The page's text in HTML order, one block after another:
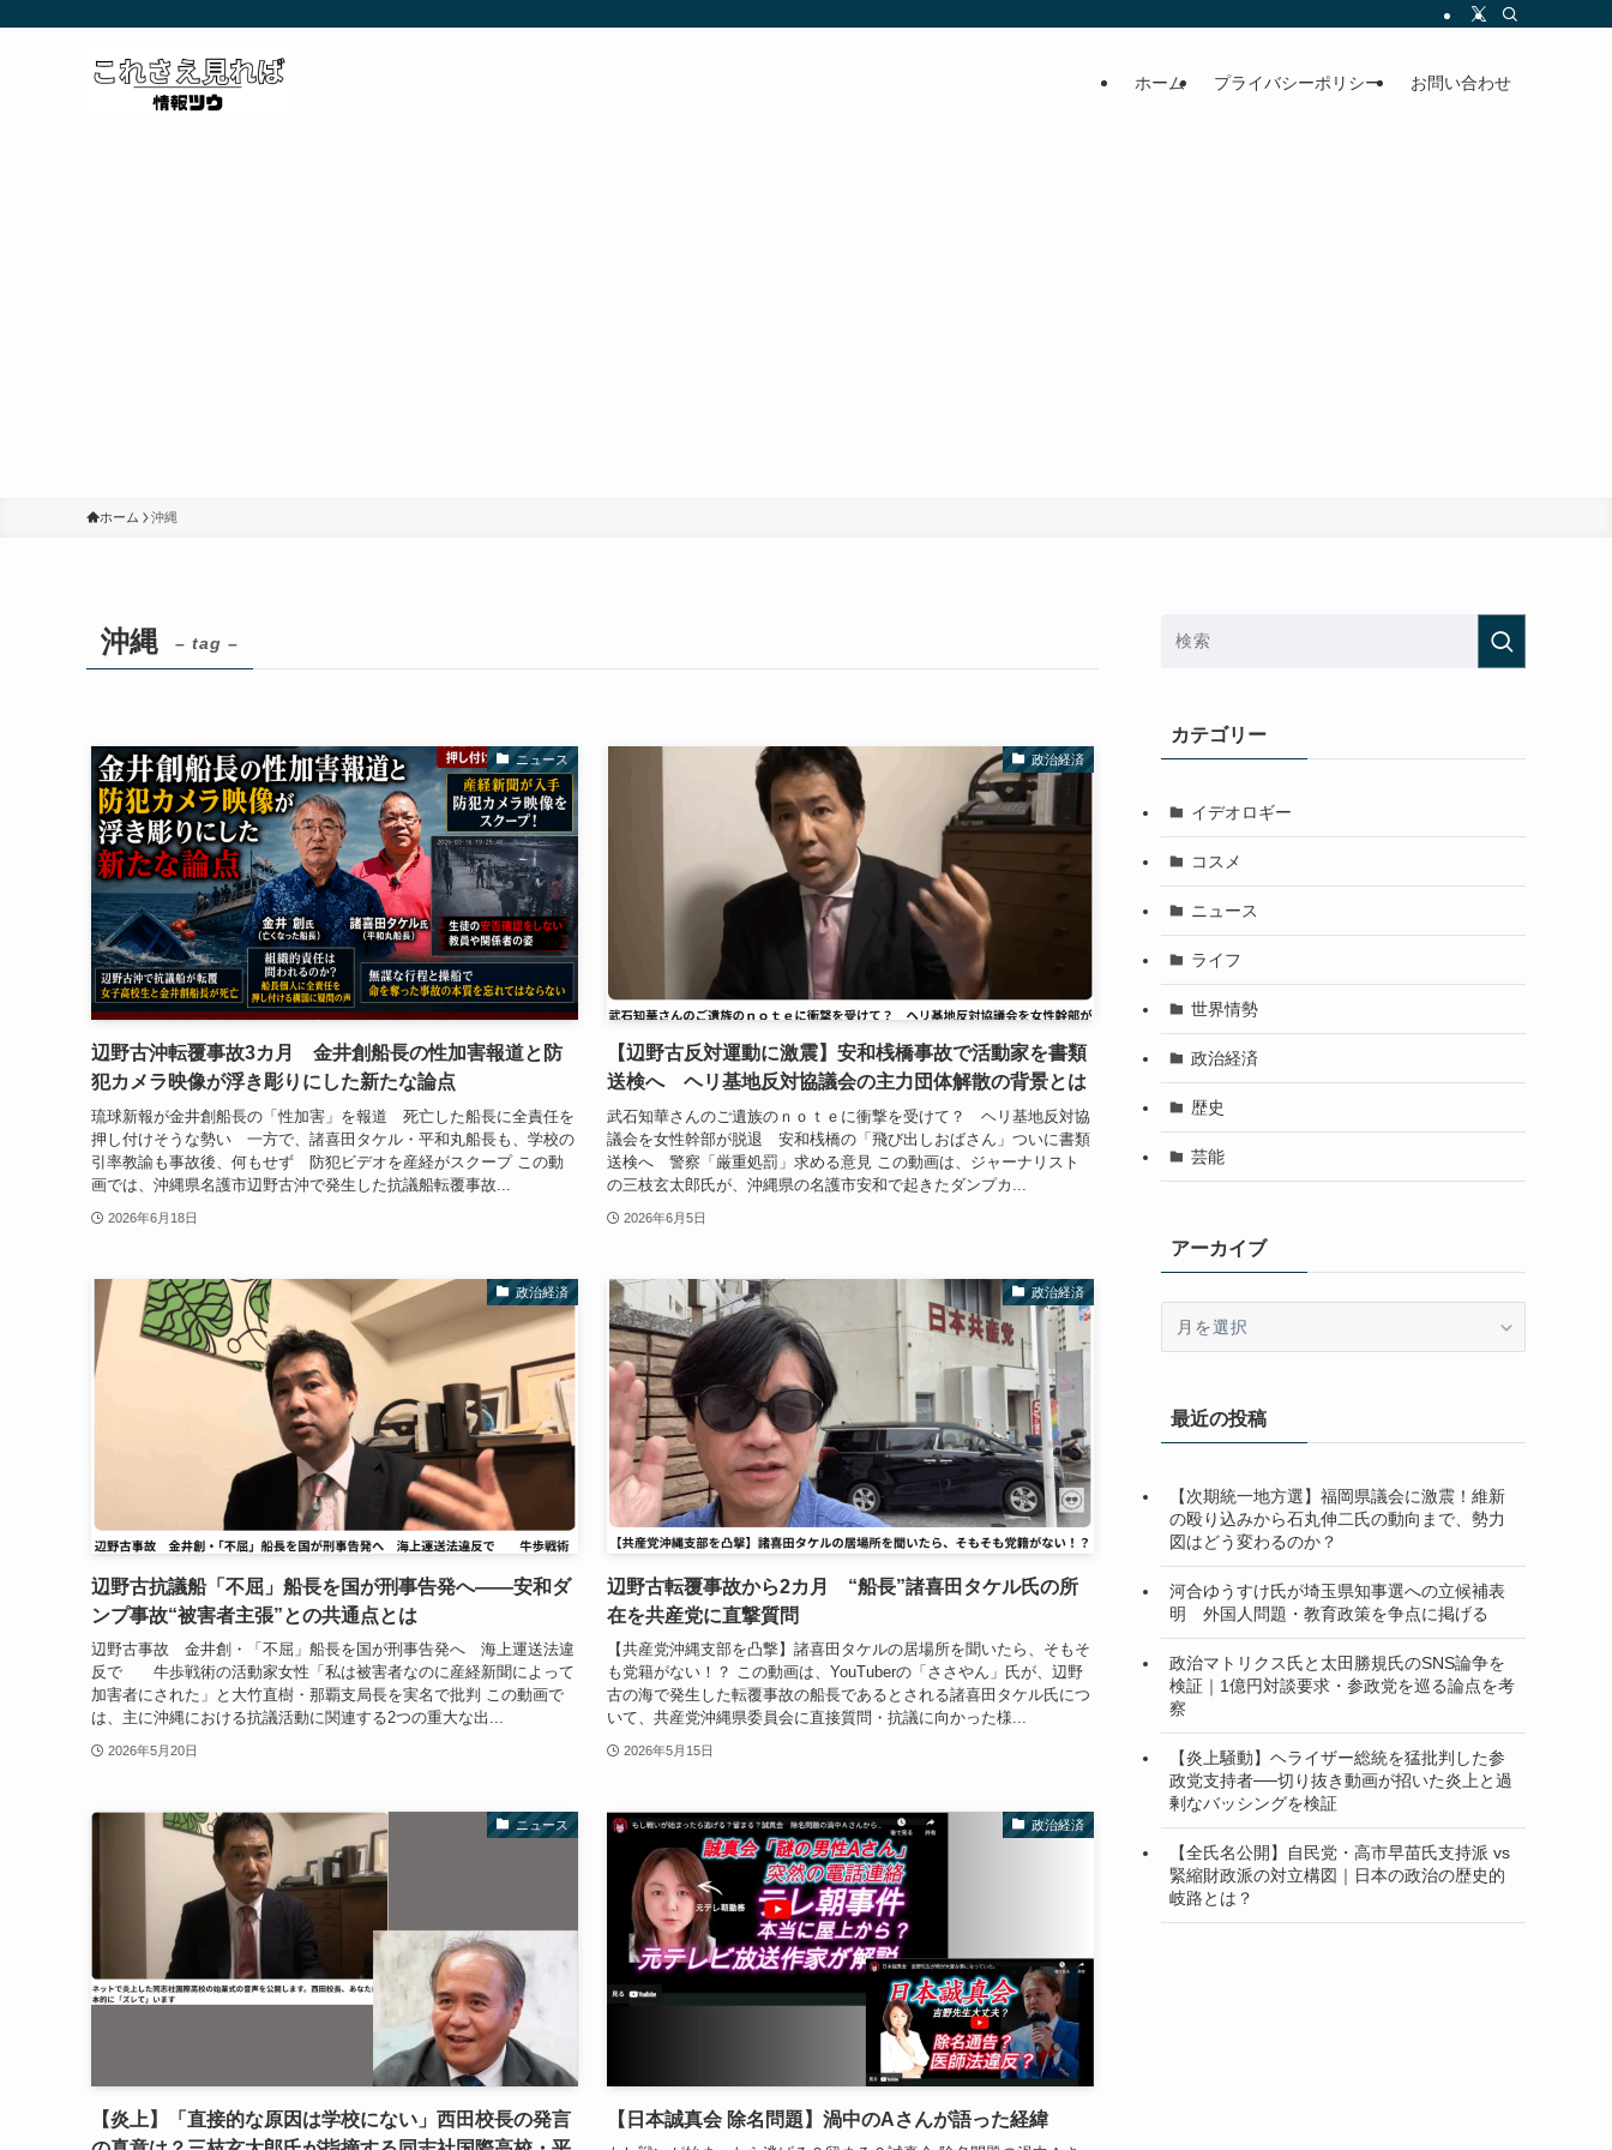
ホーム プライバシーポリシー お問い合わせ
ホーム 沖縄
沖縄 – tag –
ニュース
辺野古沖転覆事故3カ月 金井創船長の性加害報道と防
犯カメラ映像が浮き彫りにした新たな論点
琉球新報が金井創船長の「性加害」を報道 死亡した船長に全責任を
押し付けそうな勢い 一方で、諸喜田タケル・平和丸船長も、学校の
引率教諭も事故後、何もせず 防犯ビデオを産経がスクープ この動
画では、沖縄県名護市辺野古沖で発生した抗議船転覆事故...
2026年6月18日
政治経済
【辺野古反対運動に激震】安和桟橋事故で活動家を書類
送検へ ヘリ基地反対協議会の主力団体解散の背景とは
武石知華さんのご遺族のｎｏｔｅに衝撃を受けて？ ヘリ基地反対協
議会を女性幹部が脱退 安和桟橋の「飛び出しおばさん」ついに書類
送検へ 警察「厳重処罰」求める意見 この動画は、ジャーナリスト
の三枝玄太郎氏が、沖縄県の名護市安和で起きたダンプカ...
2026年6月5日
政治経済
辺野古抗議船「不屈」船長を国が刑事告発へ――安和ダ
ンプ事故“被害者主張”との共通点とは
辺野古事故 金井創・「不屈」船長を国が刑事告発へ 海上運送法違
反で 牛歩戦術の活動家女性「私は被害者なのに産経新聞によって
加害者にされた」と大竹直樹・那覇支局長を実名で批判 この動画で
は、主に沖縄における抗議活動に関連する2つの重大な出...
2026年5月20日
政治経済
辺野古転覆事故から2カ月 “船長”諸喜田タケル氏の所
在を共産党に直撃質問
【共産党沖縄支部を凸撃】諸喜田タケルの居場所を聞いたら、そもそ
も党籍がない！？ この動画は、YouTuberの「ささやん」氏が、辺野
古の海で発生した転覆事故の船長であるとされる諸喜田タケル氏につ
いて、共産党沖縄県委員会に直接質問・抗議に向かった様...
2026年5月15日
ニュース
【炎上】「直接的な原因は学校にない」西田校長の発言
政治経済
【日本誠真会 除名問題】渦中のAさんが語った経緯
カテゴリー
イデオロギー
コスメ
ニュース
ライフ
世界情勢
政治経済
歴史
芸能
アーカイブ
ブ最近の投稿
【次期統一地方選】福岡県議会に激震！維新
の殴り込みから石丸伸二氏の動向まで、勢力
図はどう変わるのか？
河合ゆうすけ氏が埼玉県知事選への立候補表
明 外国人問題・教育政策を争点に掲げる
政治マトリクス氏と太田勝規氏のSNS論争を
検証｜1億円対談要求・参政党を巡る論点を考
察
【炎上騒動】ヘライザー総統を猛批判した参
政党支持者──切り抜き動画が招いた炎上と過
剰なバッシングを検証
【全氏名公開】自民党・高市早苗氏支持派 vs
緊縮財政派の対立構図｜日本の政治の歴史的
岐路とは？